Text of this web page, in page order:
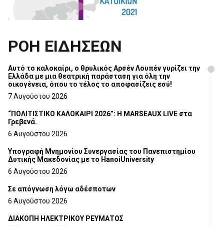
ΡΟΗ ΕΙΔΗΣΕΩΝ
Αυτό το καλοκαίρι, ο θρυλικός Αρσέν Λουπέν γυρίζει την
Ελλάδα με μια θεατρική παράσταση για όλη την
οικογένεια, όπου το τέλος το αποφασίζεις εσύ!
7 Αυγούστου 2026
“ΠΟΛΙΤΙΣΤΙΚΟ ΚΑΛΟΚΑΙΡΙ 2026”: Η MARSEAUX LIVE στα
Γρεβενά.
6 Αυγούστου 2026
Υπογραφή Μνημονίου Συνεργασίας του Πανεπιστημίου
Δυτικής Μακεδονίας με το HanoiUniversity
6 Αυγούστου 2026
Σε απόγνωση λόγω αδέσποτων
6 Αυγούστου 2026
ΔΙΑΚΟΠΗ ΗΛΕΚΤΡΙΚΟΥ ΡΕΥΜΑΤΟΣ